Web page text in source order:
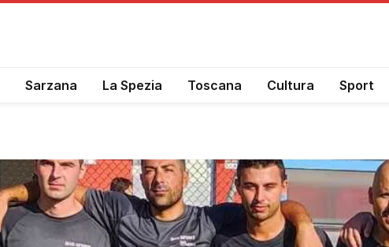
Sarzana La Spezia Toscana Cultura Sport